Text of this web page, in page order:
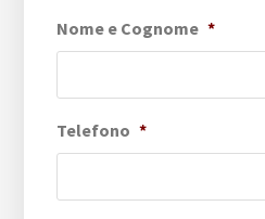
Nome e Cognome *
Telefono *